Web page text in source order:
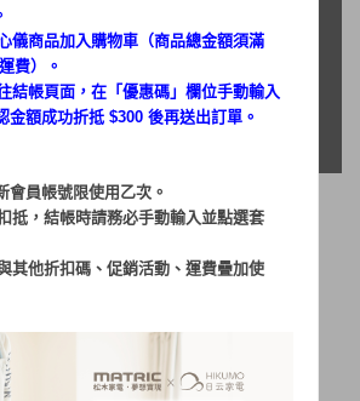
鬆打造
剛剛好
準性能穩定、使用壽命長
時速炸不等待
儀商品加入購物車（商品總金額須滿
費）。
結帳頁面，在「 優惠碼 」欄位手動輸入
金額成功折抵 $300 後再送出訂單。
員帳號限使用乙次。
抵，結帳時請務必手動輸入並點選套
其他折扣碼、促銷活動、運費疊加使